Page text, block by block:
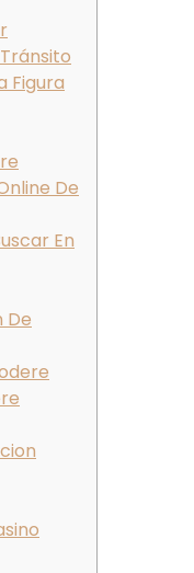
Figura
De
En
De